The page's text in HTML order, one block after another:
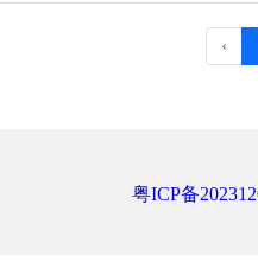
‹
粤ICP备